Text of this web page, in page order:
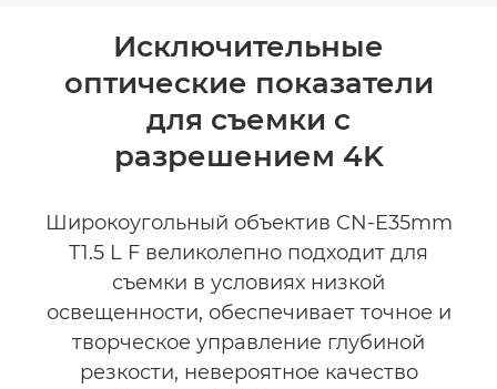
Общая информацияИсключительные
оптические показатели
для съемки с
разрешением 4K
Широкоугольный объектив CN-E35mm
T1.5 L F великолепно подходит для
съемки в условиях низкой
освещенности, обеспечивает точное и
творческое управление глубиной
резкости, невероятное качество